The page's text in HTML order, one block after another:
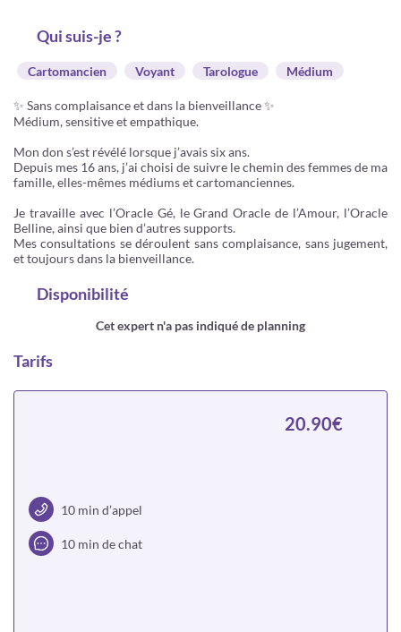
Qui suis-je ?
Cartomancien Voyant Tarologue Médium
✨ Sans complaisance et dans la bienveillance ✨
Médium, sensitive et empathique.
Mon don s’est révélé lorsque j’avais six ans.
Depuis mes 16 ans, j’ai choisi de suivre le chemin des femmes de ma
famille, elles-mêmes médiums et cartomanciennes.
Je travaille avec l’Oracle Gé, le Grand Oracle de l’Amour, l’Oracle
Belline, ainsi que bien d’autres supports.
Mes consultations se déroulent sans complaisance, sans jugement,
et toujours dans la bienveillance.
Disponibilité
Cet expert n'a pas indiqué de planning
Tarifs
10 min d’appel
10 min de chat
20.90€